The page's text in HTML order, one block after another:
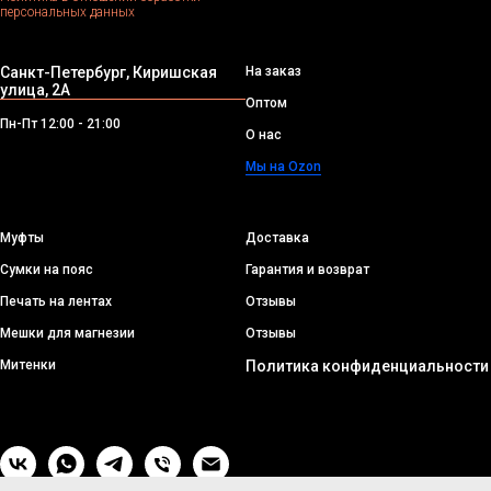
персональных данных
Санкт-Петербург, Киришская
улица, 2А
Пн-Пт 12:00 - 21:00
На заказ
Оптом
О нас
Мы на Ozon
Муфты
Сумки на пояс
Печать на лентах
Мешки для магнезии
Митенки
Доставка
Гарантия и возврат
Отзывы
Отзывы
Политика конфиденциальности